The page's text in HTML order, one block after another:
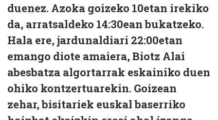
duenez. Azoka goizeko 10etan irekiko
da, arratsaldeko 14:30ean bukatzeko.
Hala ere, jardunaldiari 22:00etan
emango diote amaiera, Biotz Alai
abesbatza algortarrak eskainiko duen
ohiko kontzertuarekin. Goizean
zehar, bisitariek euskal baserriko